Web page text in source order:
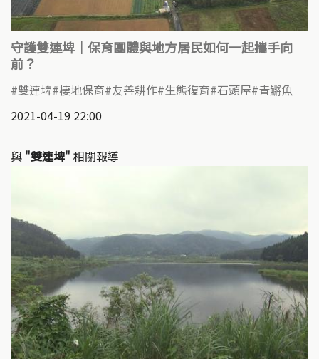
守護雙連埤│保育團體與地方居民如何一起攜手向
前？
雙連埤 棲地保育 友善耕作 生態復育 石頭屋 青鱂魚
2021-04-19 22:00
與 "雙連埤" 相關報導